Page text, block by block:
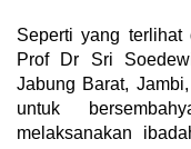
Seperti yang
Prof Dr Sri
Jabung Barat,
untuk
melaksanakan